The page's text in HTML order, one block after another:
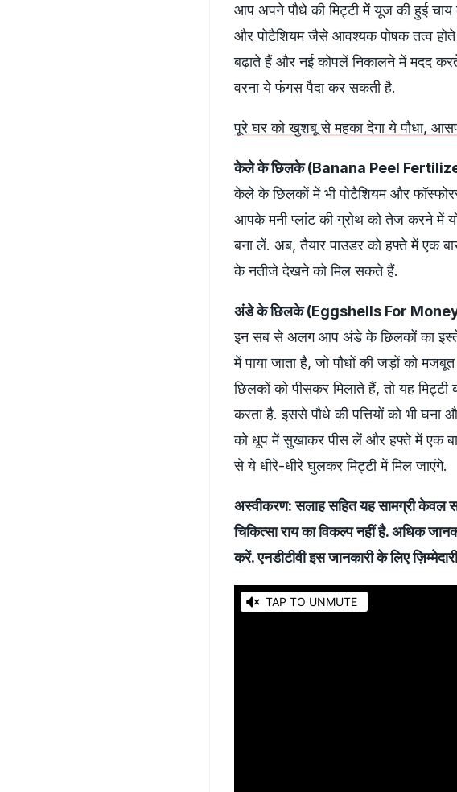
आप अपने पौधे की मिट्टी में यूज की हुई चाय
और पोटैशियम जैसे आवश्यक पोषक तत्व होते
बढ़ाते हैं और नई कोपलें निकालने में मदद करते
वरना ये फंगस पैदा कर सकती है.
पूरे घर को खुशबू से महका देगा ये पौधा,
केले के छिलके (Banana Peel
केले के छिलकों में भी पोटैशियम और
आपके मनी प्लांट की ग्रोथ को तेज करने में
बना लें. अब, तैयार पाउडर को हफ्ते में एक
के नतीजे देखने को मिल सकते हैं.
अंडे के छिलके (Eggshells For
इन सब से अलग आप अंडे के छिलकों का
में पाया जाता है, जो पौधों की जड़ों को
छिलकों को पीसकर मिलाते हैं, तो यह
करता है. इससे पौधे की पत्तियों को भी
को धूप में सुखाकर पीस लें और हफ्ते में एक
से ये धीरे-धीरे घुलकर मिट्टी में मिल जाएंगे.
अस्वीकरण: सलाह सहित यह सामग्री केवल
चिकित्सा राय का विकल्प नहीं है. अधिक
करें. एनडीटीवी इस जानकारी के लिए